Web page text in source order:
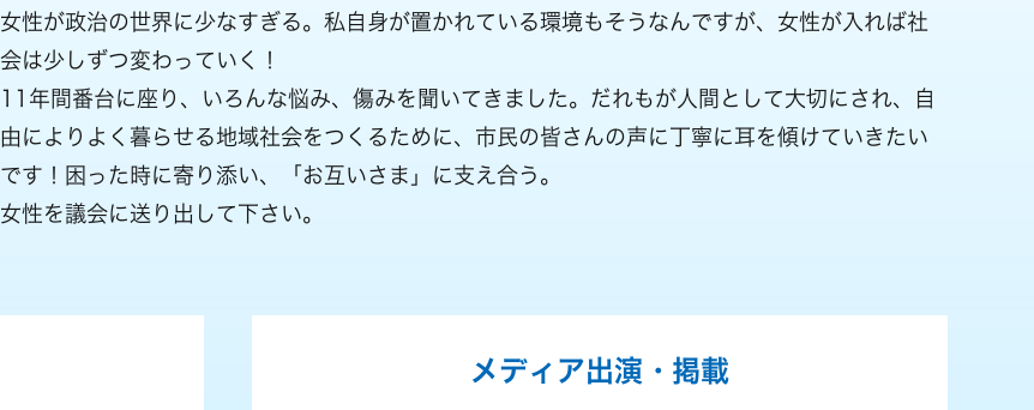
女性が政治の世界に少なすぎる。私自身が置かれている環境もそうなんですが、女性が入れば社
会は少しずつ変わっていく！
11年間番台に座り、いろんな悩み、傷みを聞いてきました。だれもが人間として大切にされ、自
由によりよく暮らせる地域社会をつくるために、市民の皆さんの声に丁寧に耳を傾けていきたい
です！困った時に寄り添い、「お互いさま」に支え合う。
女性を議会に送り出して下さい。
メディア出演・掲載